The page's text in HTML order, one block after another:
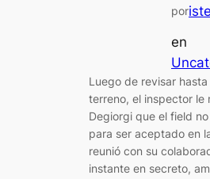
por
en
Luego de revisar
terreno, el inspector le
Degiorgi que el field
para ser aceptado en
reunió con su
instante en secreto,